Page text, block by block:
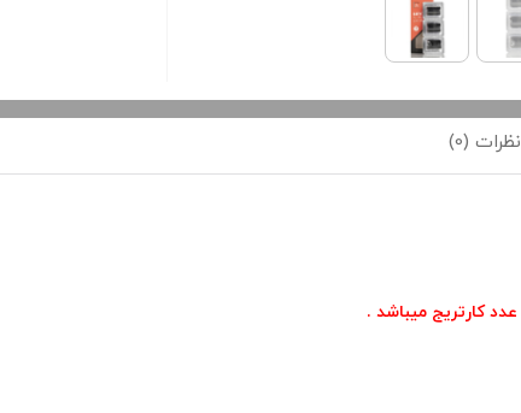
نظرات (0)
کارتریج میباشد .